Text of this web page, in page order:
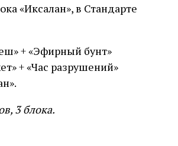
«Иксалан», в Стандарте
+ «Эфирный бунт»
+ «Час разрушений»
3 блока.